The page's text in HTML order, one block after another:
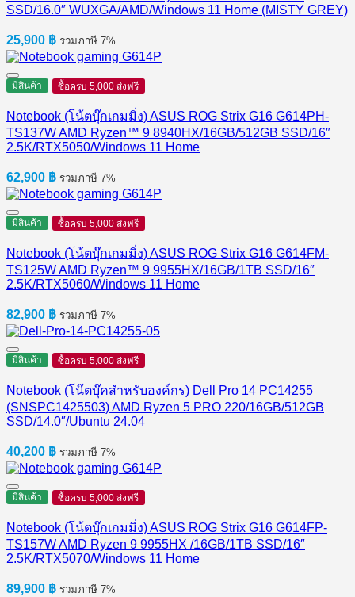
SSD/16.0″ WUXGA/AMD/Windows 11 Home (MISTY GREY)
25,900 ฿ รวมภาษี 7%
มีสินค้า ซื้อครบ 5,000 ส่งฟรี
Notebook (โน้ตบุ๊กเกมมิ่ง) ASUS ROG Strix G16 G614PH-
TS137W AMD Ryzen™ 9 8940HX/16GB/512GB SSD/16″
2.5K/RTX5050/Windows 11 Home
62,900 ฿ รวมภาษี 7%
มีสินค้า ซื้อครบ 5,000 ส่งฟรี
Notebook (โน้ตบุ๊กเกมมิ่ง) ASUS ROG Strix G16 G614FM-
TS125W AMD Ryzen™ 9 9955HX/16GB/1TB SSD/16″
2.5K/RTX5060/Windows 11 Home
82,900 ฿ รวมภาษี 7%
มีสินค้า ซื้อครบ 5,000 ส่งฟรี
Notebook (โน๊ตบุ๊คสำหรับองค์กร) Dell Pro 14 PC14255
(SNSPC1425503) AMD Ryzen 5 PRO 220/16GB/512GB
SSD/14.0″/Ubuntu 24.04
40,200 ฿ รวมภาษี 7%
มีสินค้า ซื้อครบ 5,000 ส่งฟรี
Notebook (โน้ตบุ๊กเกมมิ่ง) ASUS ROG Strix G16 G614FP-
TS157W AMD Ryzen 9 9955HX /16GB/1TB SSD/16″
2.5K/RTX5070/Windows 11 Home
89,900 ฿ รวมภาษี 7%